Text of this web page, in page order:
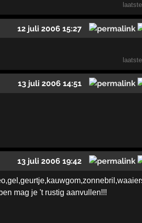
12 juli 2006 15:27
13 juli 2006 14:51
13 juli 2006 19:42
mag je 't rustig aanvullen!!!